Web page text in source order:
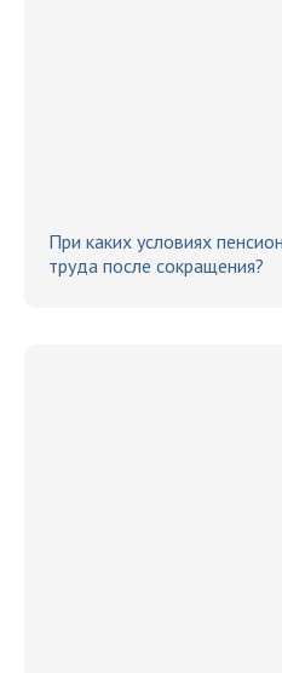
При каких условиях
труда после сокращения?